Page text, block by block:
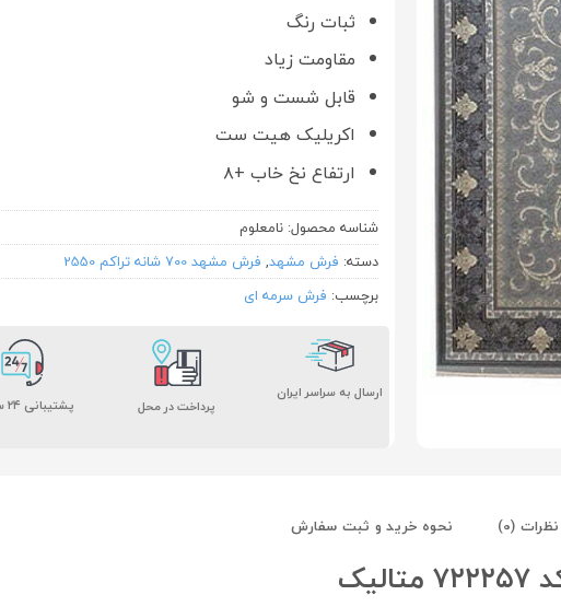
ثبات رنگ
مقاومت زیاد
قابل شست و شو
اکریلیک هیت ست
ارتفاع نخ خاب +۸
شناسه محصول: نامعلوم
دسته: فرش مشهد, فرش مشهد 700 شانه تراکم 2550
برچسب: فرش سرمه ای
ارسال به سراسر ایران
پرداخت در محل پشتیبانی ۲۴ ساعته
نظرات (0) نحوه خرید و ثبت سفارش